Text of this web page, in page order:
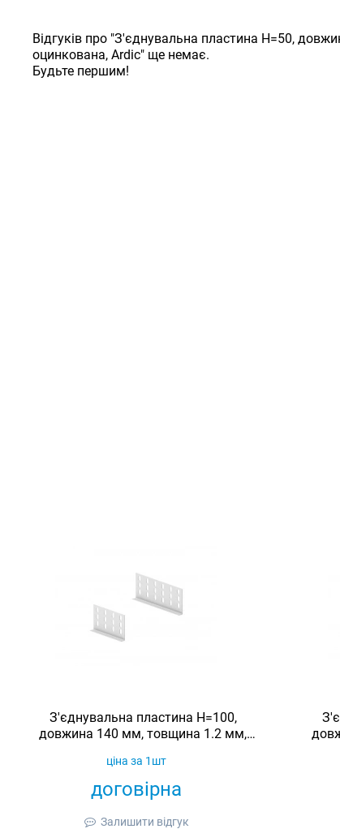
Відгуків про "З'єднувальна пластина H=50,
оцинкована, Ardic" ще немає.
Будьте першим!
З'єднувальна пластина H=100,
довжина 140 мм, товщина 1.2 мм,
договірна
ціна за 1шт
Залишити відгук